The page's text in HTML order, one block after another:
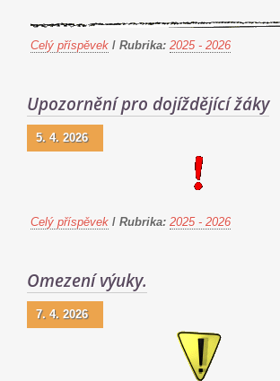
Celý příspěvek / Rubrika: 2025 - 2026
Upozornění pro dojíždějící žáky
5. 4. 2026
Celý příspěvek / Rubrika: 2025 - 2026
Omezení výuky.
7. 4. 2026